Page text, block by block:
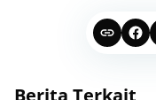
Berita Terkait